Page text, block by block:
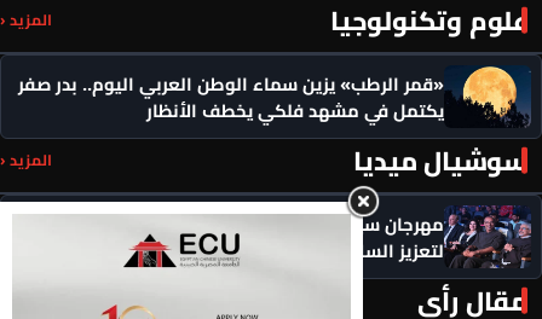
علوم وتكنولوجيا المزيد ‹
«قمر الرطب» يزين سماء الوطن العربي اليوم.. بدر صفر
يكتمل في مشهد فلكي يخطف الأنظار
سوشيال ميديا المزيد ‹
مهرجان سيمفوني للفنون يكرم رموزاً مؤثرة ويدعو
لتعزيز السلام
مقال رأي